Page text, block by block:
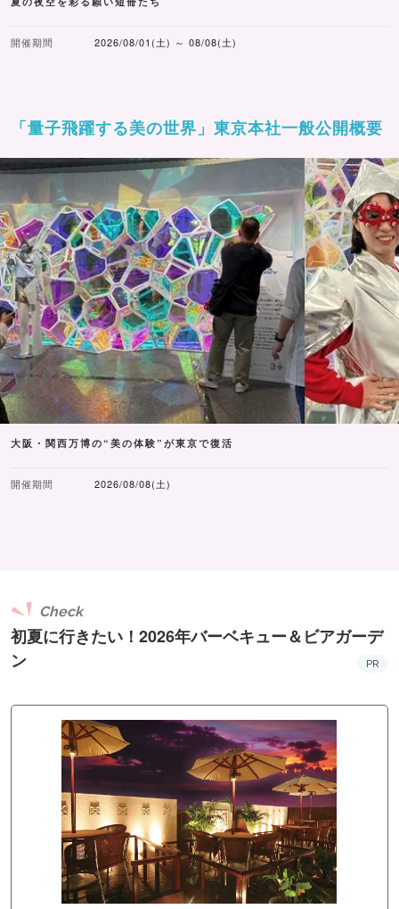
開催期間 2026/08/01(土) ～ 08/08(土)
「量子飛躍する美の世界」東京本社一般公開概要
大阪・関西万博の“美の体験”が東京で復活
開催期間 2026/08/08(土)
初夏に行きたい！2026年バーベキュー＆ビアガーデ
ン
Check
PR